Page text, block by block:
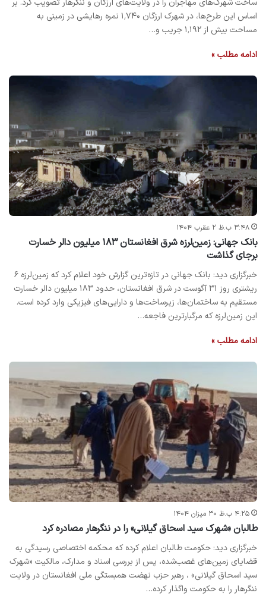
ساخت شهرک‌های مهاجران را در ولایت‌های ارزگان و ننگرهار تصویب کرد. بر
اساس این طرح‌ها، در شهرک ارزگان ۱٬۷۴۰ نمره رهایشی در زمینی به
مساحت بیش از ۱٬۱۹۲ جریب و…
ادامه مطلب »
۳:۴۸ ب.ظ ۲ عقرب ۱۴۰۴
بانک جهانی: زمین‌لرزه شرق افغانستان ۱۸۳ میلیون دالر خسارت
برجای گذاشت
خبرگزاری دید: بانک جهانی در تازه‌ترین گزارش خود اعلام کرد که زمین‌لرزه ۶
ریشتری روز ۳۱ آگوست در شرق افغانستان، حدود ۱۸۳ میلیون دالر خسارت
مستقیم به ساختمان‌ها، زیرساخت‌ها و دارایی‌های فیزیکی وارد کرده است.
این زمین‌لرزه که مرگبارترین فاجعه…
ادامه مطلب »
۴:۲۵ ب.ظ ۳۰ میزان ۱۴۰۴
طالبان «شهرک سید اسحاق گیلانی» را در ننگرهار مصادره کرد
خبرگزاری دید: حکومت طالبان اعلام کرده که محکمه اختصاصی رسیدگی به
قضایای زمین‌های غصب‌شده، پس از بررسی اسناد و مدارک، مالکیت «شهرک
سید اسحاق گیلانی» ، رهبر حزب نهضت همبستگی ملی افغانستان در ولایت
ننگرهار را به حکومت واگذار کرده…